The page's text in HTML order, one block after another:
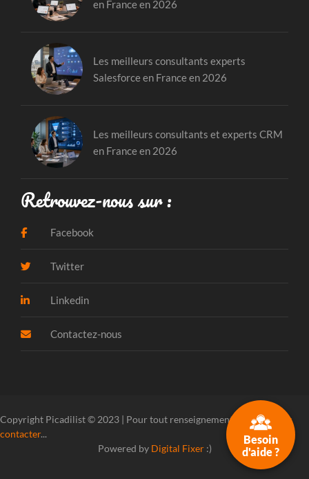
en France en 2026
Les meilleurs consultants experts
Salesforce en France en 2026
Les meilleurs consultants et experts CRM
en France en 2026
Retrouvez-nous sur :
Facebook
Twitter
Linkedin
Contactez-nous
Besoin
d'aide ?
Copyright Picadilist © 2023 | Pour tout renseignement, veuillez
nous
contacter...
Powered by Digital Fixer:)